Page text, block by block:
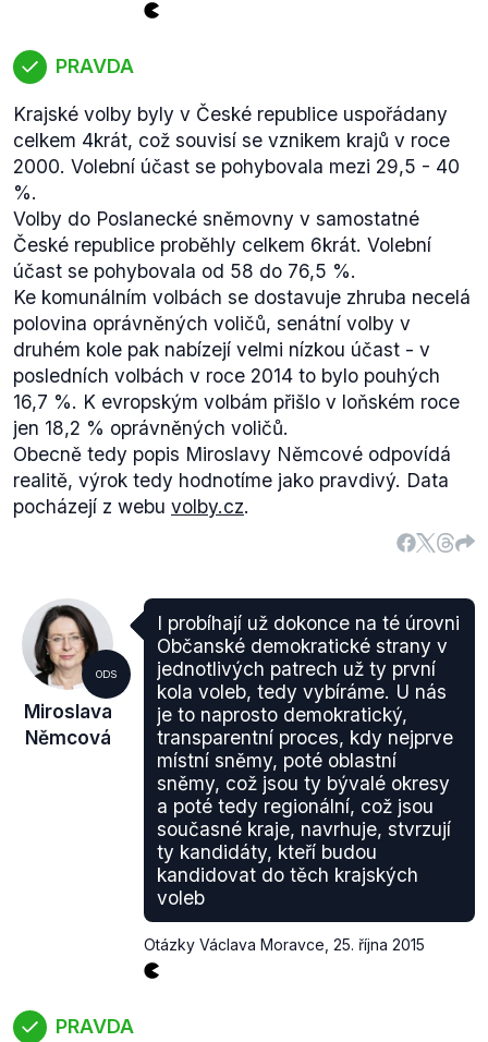
".
PRAVDA
Krajské volby byly v České republice uspořádany
celkem 4krát, což souvisí se vznikem krajů v roce
2000. Volební účast se pohybovala mezi 29,5 - 40
%.
Volby do Poslanecké sněmovny v samostatné
České republice proběhly celkem 6krát. Volební
účast se pohybovala od 58 do 76,5 %.
Ke komunálním volbách se dostavuje zhruba necelá
polovina oprávněných voličů, senátní volby v
druhém kole pak nabízejí velmi nízkou účast - v
posledních volbách v roce 2014 to bylo pouhých
16,7 %. K evropským volbám přišlo v loňském roce
jen 18,2 % oprávněných voličů.
Obecně tedy popis Miroslavy Němcové odpovídá
realitě, výrok tedy hodnotíme jako pravdivý. Data
pocházejí z webu volby.cz.
ODS
Miroslava
Němcová
I probíhají už dokonce na té úrovni
Občanské demokratické strany v
jednotlivých patrech už ty první
kola voleb, tedy vybíráme. U nás
je to naprosto demokratický,
transparentní proces, kdy nejprve
místní sněmy, poté oblastní
sněmy, což jsou ty bývalé okresy
a poté tedy regionální, což jsou
současné kraje, navrhuje, stvrzují
ty kandidáty, kteří budou
kandidovat do těch krajských
voleb
Otázky Václava Moravce 25. října 2015
PRAVDA